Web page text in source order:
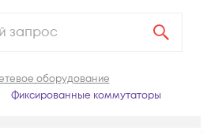
оборудование
Фиксированные коммутаторы